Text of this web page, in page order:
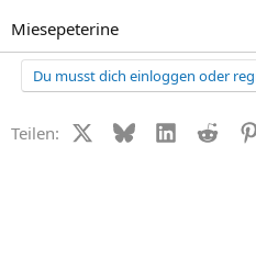
Miesepeterine
Du musst dich einloggen oder
Teilen: X (Twitter)
BlueskyLinkedIn